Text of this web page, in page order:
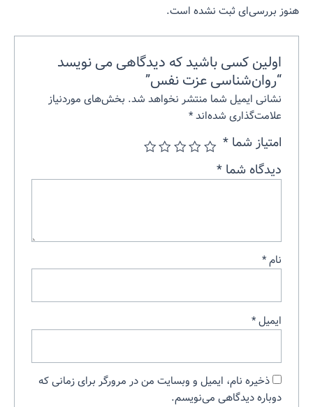
هنوز بررسی‌ای ثبت نشده است.
اولین کسی باشید که دیدگاهی می نویسد
“روان‌شناسی عزت نفس”
نشانی ایمیل شما منتشر نخواهد شد. بخش‌های موردنیاز
علامت‌گذاری شده‌اند*
امتیاز شما*
دیدگاه شما*
نام*
ایمیل*
ذخیره نام، ایمیل و وبسایت من در مرورگر برای زمانی که
دوباره دیدگاهی می‌نویسم.